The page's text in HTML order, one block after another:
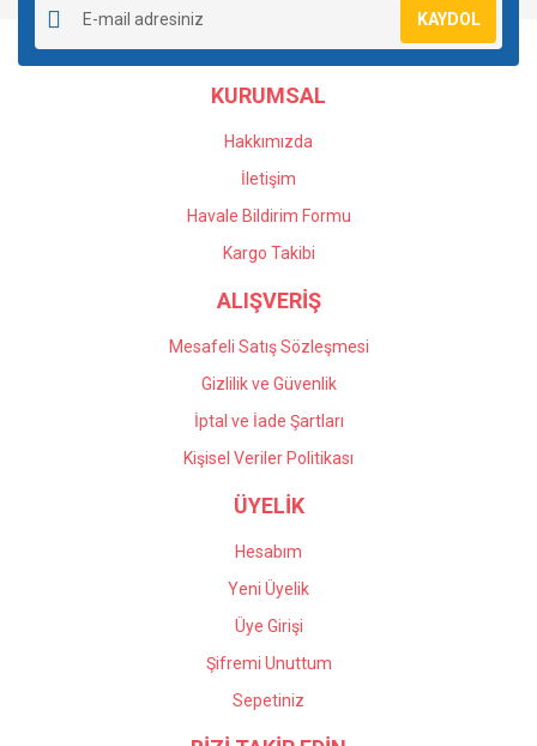
KAYDOL
KURUMSAL
Hakkımızda
İletişim
Havale Bildirim Formu
Kargo Takibi
ALIŞVERİŞ
Mesafeli Satış Sözleşmesi
Gizlilik ve Güvenlik
İptal ve İade Şartları
Kişisel Veriler Politikası
ÜYELİK
Hesabım
Yeni Üyelik
Üye Girişi
Şifremi Unuttum
Sepetiniz